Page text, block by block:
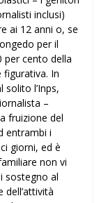
inclusi)
ai 12 anni o, se
per il
per cento della
In
solito l’Inps,
–
fruizione del
entrambi i
giorni, ed è
non vi
sostegno al